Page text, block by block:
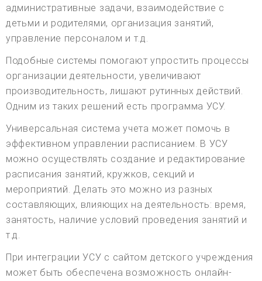
административные задачи, взаимодействие с
детьми и родителями, организация занятий,
управление персоналом и т.д.
Подобные системы помогают упростить процессы
организации деятельности, увеличивают
производительность, лишают рутинных действий.
Одним из таких решений есть программа УСУ.
Универсальная система учета может помочь в
эффективном управлении расписанием. В УСУ
можно осуществлять создание и редактирование
расписания занятий, кружков, секций и
мероприятий. Делать это можно из разных
составляющих, влияющих на деятельность: время,
занятость, наличие условий проведения занятий и
т.д.
При интеграции УСУ с сайтом детского учреждения
может быть обеспечена возможность онлайн-